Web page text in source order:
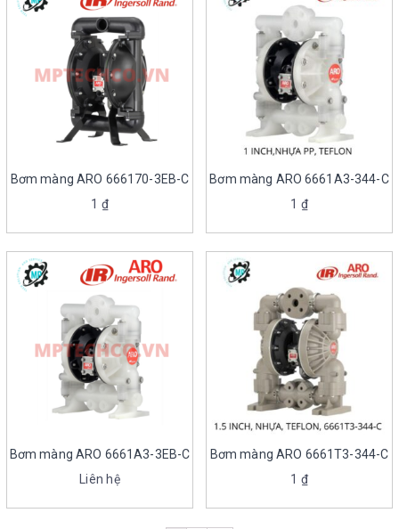
Bơm màng ARO 666170-3EB-C
1 ₫
Bơm màng ARO 6661A3-344-C
1 ₫
Bơm màng ARO 6661A3-3EB-C
Liên hệ
Bơm màng ARO 6661T3-344-C
1 ₫